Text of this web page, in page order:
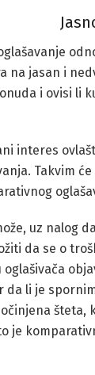
na jasan i
i ovisi li
interes
Takvim
uz nalog
da se o
da li je
šteta,
je